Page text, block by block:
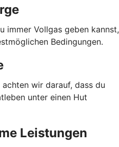
immer Vollgas geben kannst,
Bedingungen.
wir darauf, dass du
unter einen Hut
Leistungen